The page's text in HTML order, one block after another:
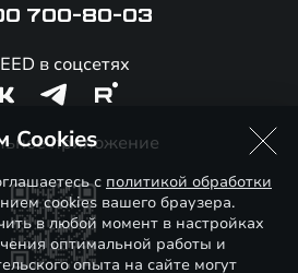
700-80-03
в соцсетях
приложение
Cookies
с политикой обработки
cookies вашего браузера.
в любой момент в настройках
оптимальной работы и
опыта на сайте могут